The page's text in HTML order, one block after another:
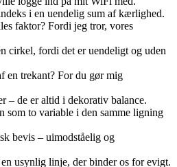
i en uendelig sum af kærlighed.
faktor? Fordi jeg tror, vores
cirkel, fordi det er uendeligt og uden
en trekant? For du gør mig
– de er altid i dekorativ balance.
som to variable i den samme ligning
bevis – uimodståelig og
usynlig linje, der binder os for evigt.